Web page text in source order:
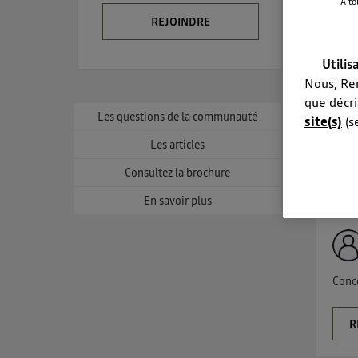
REJOINDRE
Les questions de la communauté
Les articles
Consultez la brochure
En savoir plus
Une
Nous,
que
site(s)
La
Elle
et
Pour une